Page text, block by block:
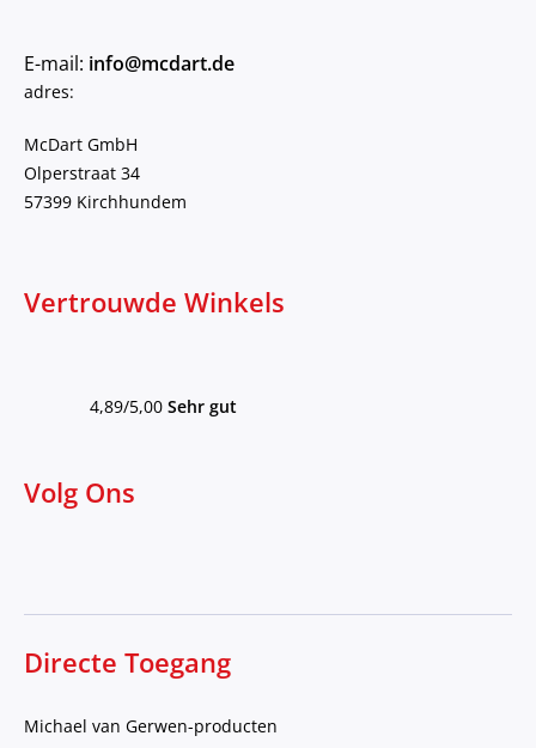
E-mail: info@mcdart.de
adres:
McDart GmbH
Olperstraat 34
57399 Kirchhundem
Vertrouwde Winkels
4,89/5,00 Sehr gut
Volg Ons
Directe Toegang
Michael van Gerwen-producten